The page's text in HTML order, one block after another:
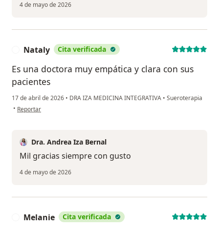
4 de mayo de 2026
Nataly Cita verificada
Es una doctora muy empática y clara con sus
pacientes
17 de abril de 2026 • DRA IZA MEDICINA INTEGRATIVA • Sueroterapia
• en opinión del usuario Nataly
Reportar
Dra. Andrea Iza Bernal
Mil gracias siempre con gusto
4 de mayo de 2026
Melanie Cita verificada